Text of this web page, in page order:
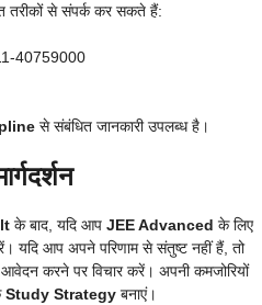
तरीकों से संपर्क कर सकते हैं:
40759000
से संबंधित जानकारी उपलब्ध है।
के बाद, यदि आप JEE Advanced के लिए
यदि आप अपने परिणाम से संतुष्ट नहीं हैं, तो
करने पर विचार करें। अपनी कमजोरियों
Study Strategy बनाएं।